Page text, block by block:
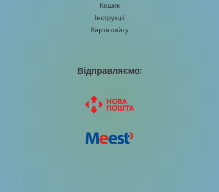
Кошик
Інструкції
Карта сайту
Відправляємо: